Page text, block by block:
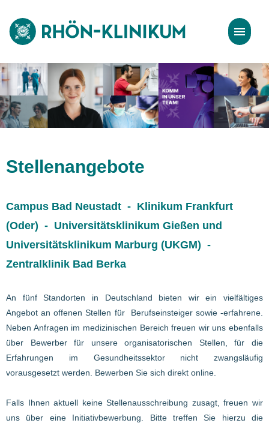
Stellenangebote
Bewerbungstipps
Stellenangebote
Campus Bad Neustadt - Klinikum Frankfurt
(Oder) - Universitätsklinikum Gießen und
Universitätsklinikum Marburg (UKGM) -
Zentralklinik Bad Berka
An fünf Standorten in Deutschland bieten wir ein vielfältiges
Angebot an offenen Stellen für Berufseinsteiger sowie -erfahrene.
Neben Anfragen im medizinischen Bereich freuen wir uns ebenfalls
über Bewerber für unsere organisatorischen Stellen, für die
Erfahrungen im Gesundheitssektor nicht zwangsläufig
vorausgesetzt werden. Bewerben Sie sich direkt online.
Falls Ihnen aktuell keine Stellenausschreibung zusagt, freuen wir
uns über eine Initiativbewerbung. Bitte treffen Sie hierzu die